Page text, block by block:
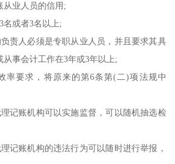
从业人员的信用;
名或者3名以上;
责人必须是专职从业人员，并且要求其具
事会计工作在3年或3年以上;
率要求，将原来的第6条第(二)项法规中
记账机构可以实施监督，可以随机抽选检
记账机构的违法行为可以随时进行举报，